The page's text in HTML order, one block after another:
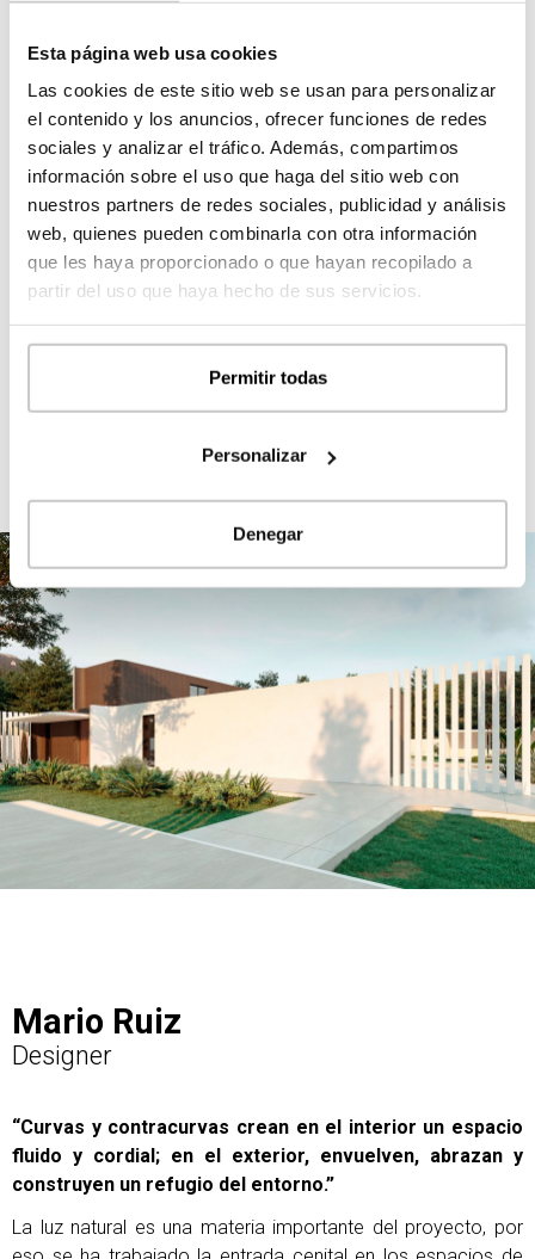
Esta página web usa cookies
Las cookies de este sitio web se usan para personalizar
el contenido y los anuncios, ofrecer funciones de redes
sociales y analizar el tráfico. Además, compartimos
información sobre el uso que haga del sitio web con
nuestros partners de redes sociales, publicidad y análisis
web, quienes pueden combinarla con otra información
que les haya proporcionado o que hayan recopilado a
partir del uso que haya hecho de sus servicios.
Permitir todas
Personalizar
Denegar
con el usuario.
Mario Ruiz
Designer
“Curvas y contracurvas crean en el interior un espacio
fluido y cordial; en el exterior, envuelven, abrazan y
construyen un refugio del entorno.”
La luz natural es una materia importante del proyecto, por